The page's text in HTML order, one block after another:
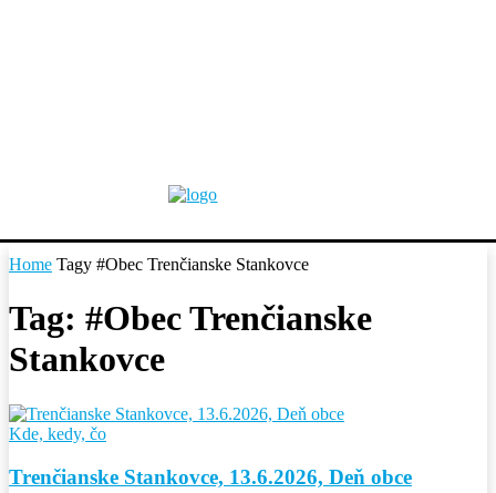
Home Tagy #Obec Trenčianske Stankovce
Tag: #Obec Trenčianske
Stankovce
Kde, kedy, čo
Trenčianske Stankovce, 13.6.2026, Deň obce